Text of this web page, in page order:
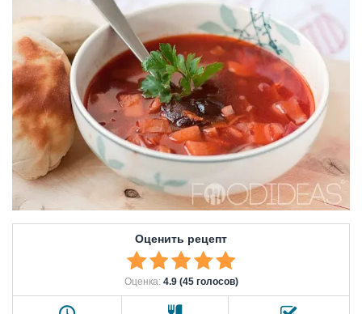
Оценить рецепт
Оценка: 4.9 (45 голосов)